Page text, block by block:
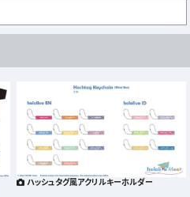
ハッシュタグ風アクリルキーホルダー